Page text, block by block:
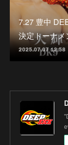
7.27 豊中
決定トーナ
2025.07.07 12:58